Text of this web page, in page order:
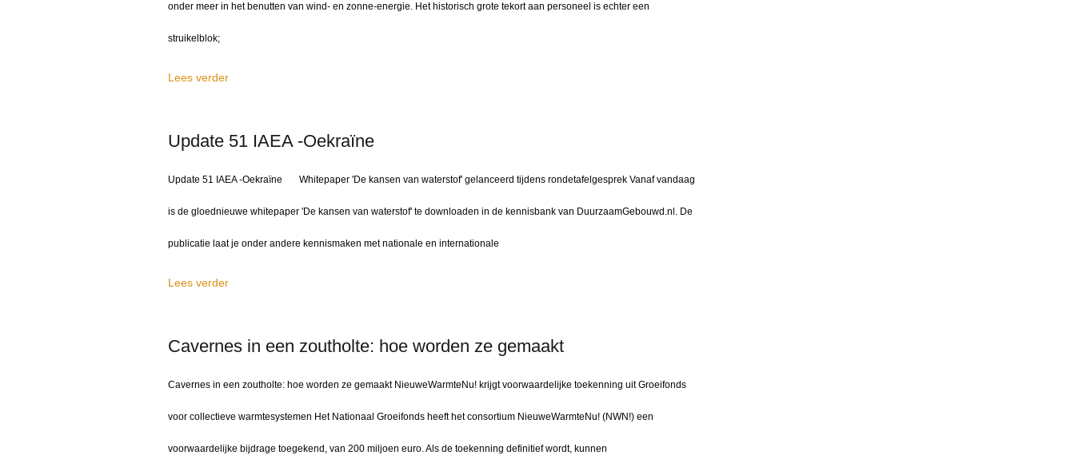
onder meer in het benutten van wind- en zonne-energie. Het historisch grote tekort aan personeel is echter een
struikelblok;
Lees verder
Update 51 IAEA -Oekraïne
Update 51 IAEA -Oekraïne Whitepaper 'De kansen van waterstof' gelanceerd tijdens rondetafelgesprek Vanaf vandaag
is de gloednieuwe whitepaper 'De kansen van waterstof' te downloaden in de kennisbank van DuurzaamGebouwd.nl. De
publicatie laat je onder andere kennismaken met nationale en internationale
Lees verder
Cavernes in een zoutholte: hoe worden ze gemaakt
Cavernes in een zoutholte: hoe worden ze gemaakt NieuweWarmteNu! krijgt voorwaardelijke toekenning uit Groeifonds
voor collectieve warmtesystemen Het Nationaal Groeifonds heeft het consortium NieuweWarmteNu! (NWN!) een
voorwaardelijke bijdrage toegekend, van 200 miljoen euro. Als de toekenning definitief wordt, kunnen